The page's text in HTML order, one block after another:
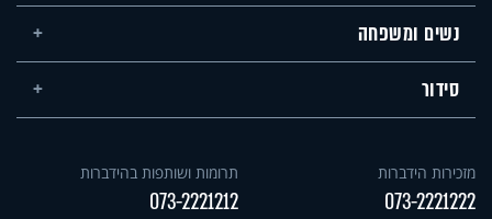
נשים ומשפחה
סידור
מזכירות הידברות
073-2221222
תרומות ושותפות בהידברות
073-2221212